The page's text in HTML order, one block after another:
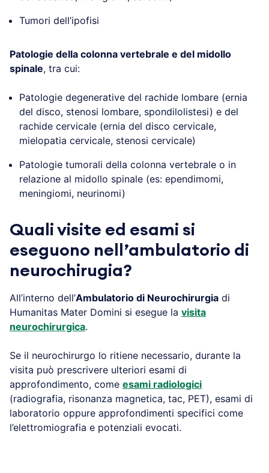
Tumori dell’ipofisi
Patologie della colonna vertebrale e del midollo
spinale, tra cui:
Patologie degenerative del rachide lombare (ernia
del disco, stenosi lombare, spondilolistesi) e del
rachide cervicale (ernia del disco cervicale,
mielopatia cervicale, stenosi cervicale)
Patologie tumorali della colonna vertebrale o in
relazione al midollo spinale (es: ependimomi,
meningiomi, neurinomi)
Quali visite ed esami si
eseguono nell’ambulatorio di
neurochirugia?
All’interno dell’Ambulatorio di Neurochirurgia di
Humanitas Mater Domini si esegue la visita
neurochirurgica.
Se il neurochirurgo lo ritiene necessario, durante la
visita può prescrivere ulteriori esami di
approfondimento, come esami radiologici
(radiografia, risonanza magnetica, tac, PET), esami di
laboratorio oppure approfondimenti specifici come
l’elettromiografia e potenziali evocati.